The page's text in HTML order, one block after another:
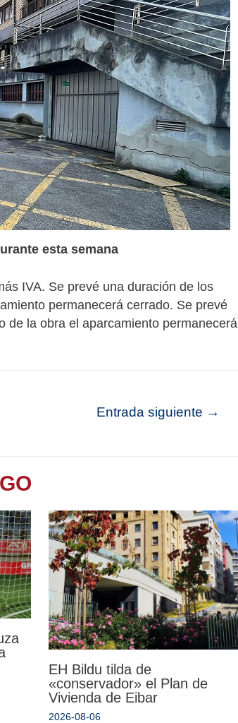
esta semana
IVA. Se prevé una duración de los
permanecerá cerrado. Se prevé
de la obra el aparcamiento permanecerá
Entrada siguiente →
EH Bildu tilda de
«conservador» el Plan de
Vivienda de Eibar
2026-08-06